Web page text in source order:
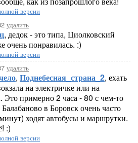
версии
удалить
, дедок - это типа, Циолковский
очень понравилась. :)
версии
удалить
, Поднебесная_страна_2, ехать
на электричке или на
Это примерно 2 часа - 80 с чем-то
в Боровск очень часто
ходят автобусы и маршрутки.
:)
версии